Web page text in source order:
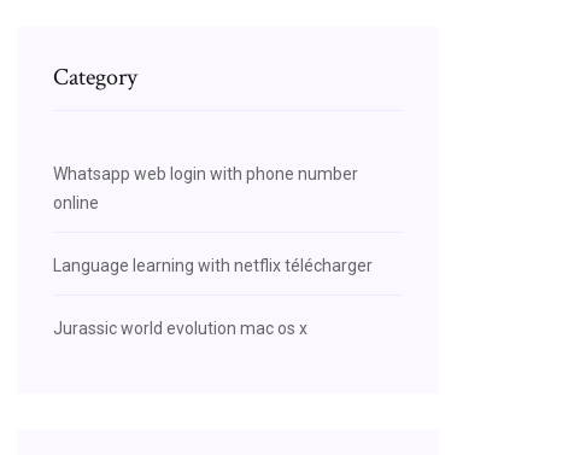
Category
Whatsapp web login with phone number
online
Language learning with netflix télécharger
Jurassic world evolution mac os x